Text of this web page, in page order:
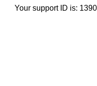
Your support ID is: